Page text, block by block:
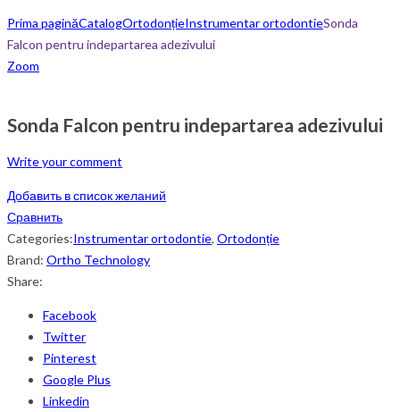
Prima paginăCatalogOrtodonțieInstrumentar ortodontieSonda
Falcon pentru indepartarea adezivului
Zoom
Sonda Falcon pentru indepartarea adezivului
Write your comment
Добавить в список желаний
Сравнить
Categories:Instrumentar ortodontie, Ortodonție
Brand: Ortho Technology
Share:
Facebook
Twitter
Pinterest
Google Plus
Linkedin